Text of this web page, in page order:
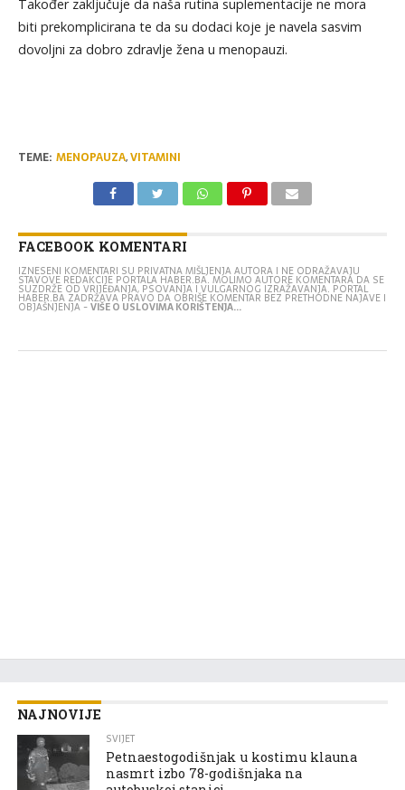
Također zaključuje da naša rutina suplementacije ne mora
biti prekomplicirana te da su dodaci koje je navela sasvim
dovoljni za dobro zdravlje žena u menopauzi.
TEME: MENOPAUZA,VITAMINI
FACEBOOK KOMENTARI
IZNESENI KOMENTARI SU PRIVATNA MIŠLJENJA AUTORA I NE ODRAŽAVAJU
STAVOVE REDAKCIJE PORTALA HABER.BA. MOLIMO AUTORE KOMENTARA DA SE
SUZDRŽE OD VRIJEĐANJA, PSOVANJA I VULGARNOG IZRAŽAVANJA. PORTAL
HABER.BA ZADRŽAVA PRAVO DA OBRIŠE KOMENTAR BEZ PRETHODNE NAJAVE I
OBJAŠNJENJA -VIŠE O USLOVIMA KORIŠTENJA...
NAJNOVIJE
SVIJET
Petnaestogodišnjak u kostimu klauna
nasmrt izbo 78-godišnjaka na